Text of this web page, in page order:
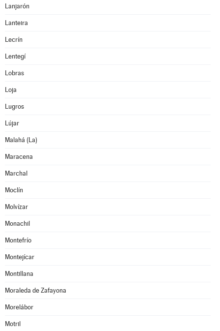
Lanjarón
Lanteira
Lecrín
Lentegí
Lobras
Loja
Lugros
Lújar
Malahá (La)
Maracena
Marchal
Moclín
Molvízar
Monachil
Montefrío
Montejícar
Montillana
Moraleda de Zafayona
Morelábor
Motril